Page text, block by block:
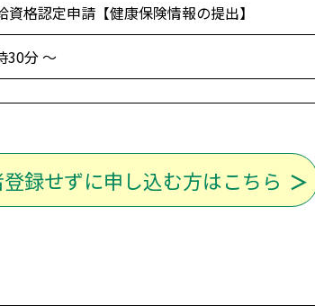
資格認定申請【健康保険情報の提出】
30分 ～
録せずに申し込む方はこちら